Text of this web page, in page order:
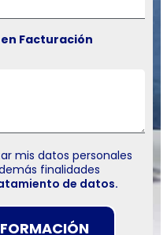
Facturación
mis datos personales
finalidades
de datos.